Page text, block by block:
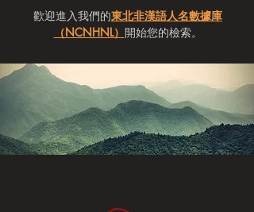
歡迎進入我們的東北非漢語人名數據庫
（NCNHNL） 開始您的檢索。